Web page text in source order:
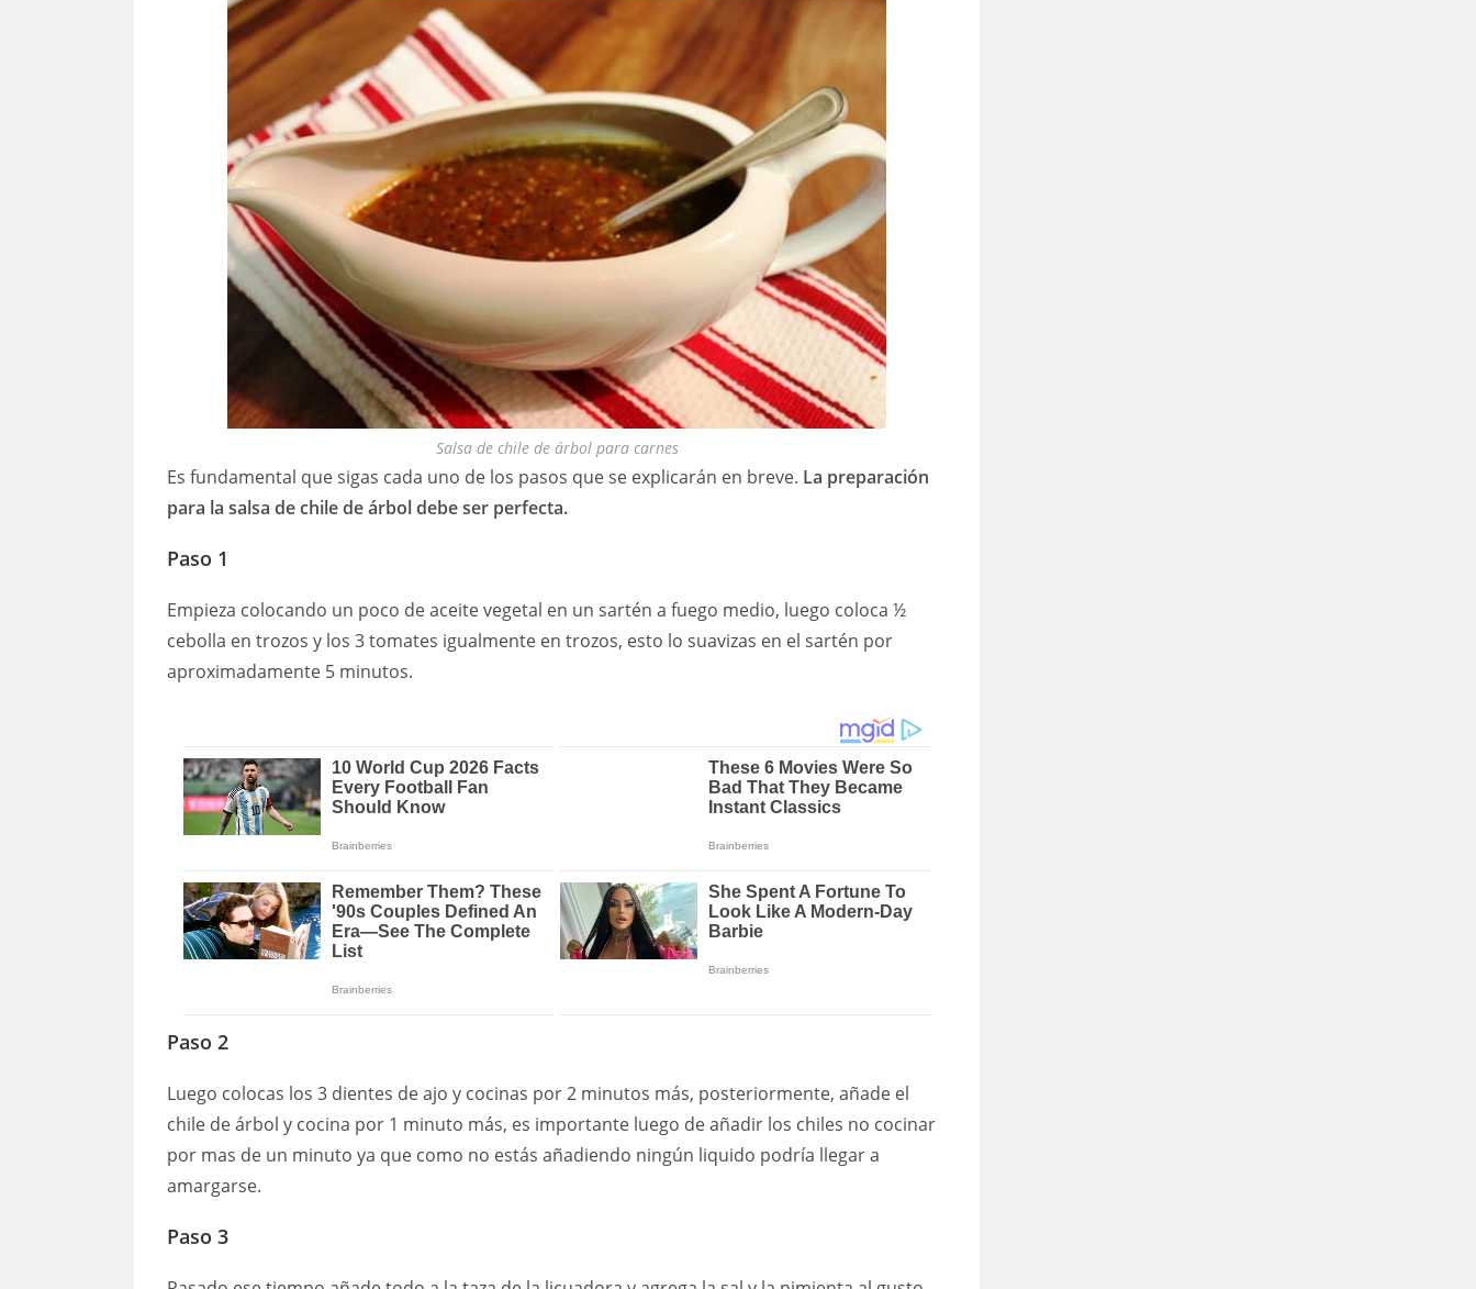
Salsa de chile de árbol para carnes
Es fundamental que sigas cada uno de los pasos que se explicarán en breve. La preparación
para la salsa de chile de árbol debe ser perfecta.
Paso 1
Empieza colocando un poco de aceite vegetal en un sartén a fuego medio, luego coloca ½
cebolla en trozos y los 3 tomates igualmente en trozos, esto lo suavizas en el sartén por
aproximadamente 5 minutos.
Paso 2
Luego colocas los 3 dientes de ajo y cocinas por 2 minutos más, posteriormente, añade el
chile de árbol y cocina por 1 minuto más, es importante luego de añadir los chiles no cocinar
por mas de un minuto ya que como no estás añadiendo ningún liquido podría llegar a
amargarse.
Paso 3